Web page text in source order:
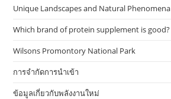
Unique Landscapes and Natural Phenomena
Which brand of protein supplement is good?
Wilsons Promontory National Park
การจำกัดการนำเข้า
ข้อมูลเกี่ยวกับพลังงานใหม่